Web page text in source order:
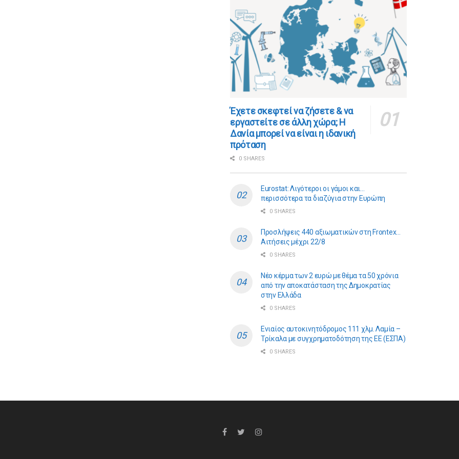
​​Έχετε σκεφτεί να ζήσετε & να
εργαστείτε σε άλλη χώρα; Η
Δανία μπορεί να είναι η ιδανική
πρόταση
0 SHARES
Eurostat: Λιγότεροι οι γάμοι και…
περισσότερα τα διαζύγια στην Ευρώπη
0 SHARES
Προσλήψεις 440 αξιωματικών στη Frontex…
Αιτήσεις μέχρι 22/8
0 SHARES
Νέο κέρμα των 2 ευρώ με θέμα τα 50 χρόνια
από την αποκατάσταση της Δημοκρατίας
στην Ελλάδα
0 SHARES
Ενιαίος αυτοκινητόδρομος 111 χλμ. Λαμία –
Τρίκαλα με συγχρηματοδότηση της ΕE (ΕΣΠΑ)
0 SHARES